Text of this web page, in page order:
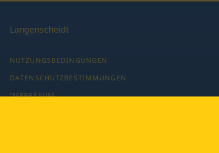
Langenscheidt
NUTZUNGSBEDINGUNGEN
DATENSCHUTZBESTIMMUNGEN
IMPRESSUM